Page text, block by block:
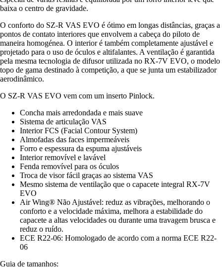
baixa o centro de gravidade.
O conforto do SZ-R VAS EVO é ótimo em longas distâncias, graças a
pontos de contato interiores que envolvem a cabeça do piloto de
maneira homogénea. O interior é também completamente ajustável e
projetado para o uso de óculos e altifalantes. A ventilação é garantida
pela mesma tecnologia de difusor utilizada no RX-7V EVO, o modelo
topo de gama destinado à competição, a que se junta um estabilizador
aerodinâmico.
O SZ-R VAS EVO vem com um inserto Pinlock.
Concha mais arredondada e mais suave
Sistema de articulação VAS
Interior FCS (Facial Contour System)
Almofadas das faces impermeáveis
Forro e espessura da espuma ajustáveis
Interior removível e lavável
Fenda removível para os óculos
Troca de visor fácil graças ao sistema VAS
Mesmo sistema de ventilação que o capacete integral RX-7V
EVO
Air Wing® Não Ajustável: reduz as vibrações, melhorando o
conforto e a velocidade máxima, melhora a estabilidade do
capacete a altas velocidades ou durante uma travagem brusca e
reduz o ruído.
ECE R22-06: Homologado de acordo com a norma ECE R22-
06
Guia de tamanhos: